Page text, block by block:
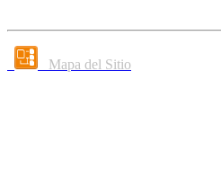
Mapa del Sitio